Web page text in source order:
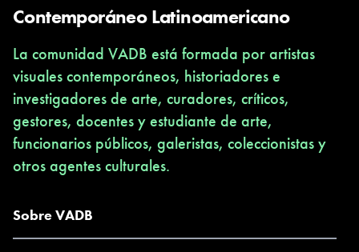
Contemporáneo Latinoamericano
La comunidad VADB está formada por artistas
visuales contemporáneos, historiadores e
investigadores de arte, curadores, críticos,
gestores, docentes y estudiante de arte,
funcionarios públicos, galeristas, coleccionistas y
otros agentes culturales.
Sobre VADB